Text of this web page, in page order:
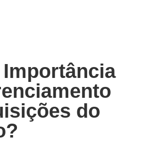
Importância
do